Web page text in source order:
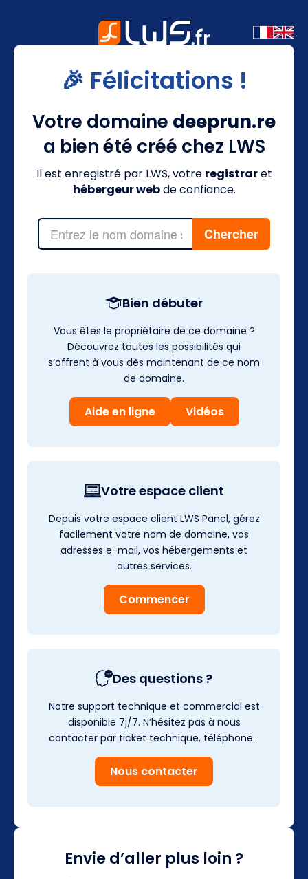
🎉 Félicitations !
Votre domaine deeprun.re
a bien été créé chez LWS
Il est enregistré par LWS, votre registraret
hébergeur webde confiance.
Bien débuter
Vous êtes le propriétaire de ce domaine ?
Découvrez toutes les possibilités qui
s’offrent à vous dès maintenant de ce nom
de domaine.
Aide en ligne Vidéos
Votre espace client
Depuis votre espace client LWS Panel, gérez
facilement votre nom de domaine, vos
adresses e-mail, vos hébergements et
autres services.
Commencer
Des questions ?
Notre support technique et commercial est
disponible 7j/7. N’hésitez pas à nous
contacter par ticket technique, téléphone…
Nous contacter
Envie d’aller plus loin ?